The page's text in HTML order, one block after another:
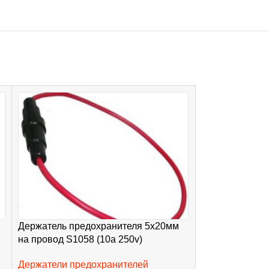
Держатель предохранителя 5х20мм
на провод S1058 (10a 250v)
Держатели предохранителей